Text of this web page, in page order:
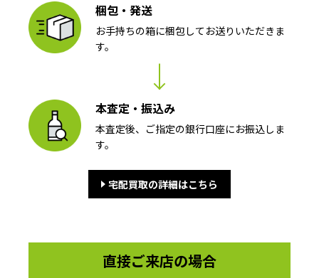
梱包・発送
お手持ちの箱に梱包してお送りいただきま
す。
本査定・振込み
本査定後、ご指定の銀行口座にお振込しま
す。
宅配買取の詳細はこちら
直接ご来店の場合